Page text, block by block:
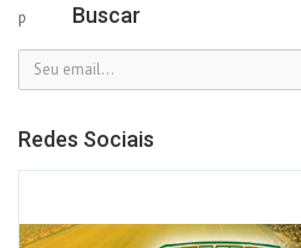
p Buscar
Redes Sociais